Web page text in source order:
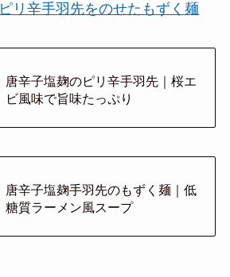
リ辛手羽先をのせたもずく麺
唐辛子塩麹のピリ辛手羽先｜桜エ
ビ風味で旨味たっぷり
唐辛子塩麹手羽先のもずく麺｜低
糖質ラーメン風スープ